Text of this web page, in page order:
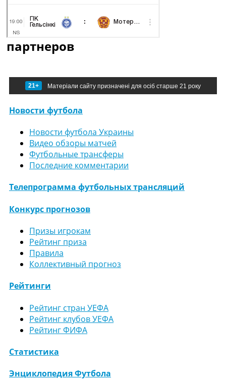
партнеров
21+ Матеріали сайту призначені для осіб старше 21 року
Новости футбола
Новости футбола Украины
Видео обзоры матчей
Футбольные трансферы
Последние комментарии
Телепрограмма футбольных трансляций
Конкурс прогнозов
Призы игрокам
Рейтинг приза
Правила
Коллективный прогноз
Рейтинги
Рейтинг стран УЕФА
Рейтинг клубов УЕФА
Рейтинг ФИФА
Статистика
Энциклопедия Футбола